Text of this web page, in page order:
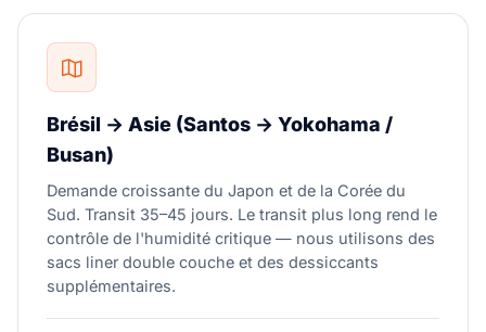
Brésil → Asie (Santos → Yokohama /
Busan)
Demande croissante du Japon et de la Corée du
Sud. Transit 35–45 jours. Le transit plus long rend le
contrôle de l'humidité critique — nous utilisons des
sacs liner double couche et des dessiccants
supplémentaires.